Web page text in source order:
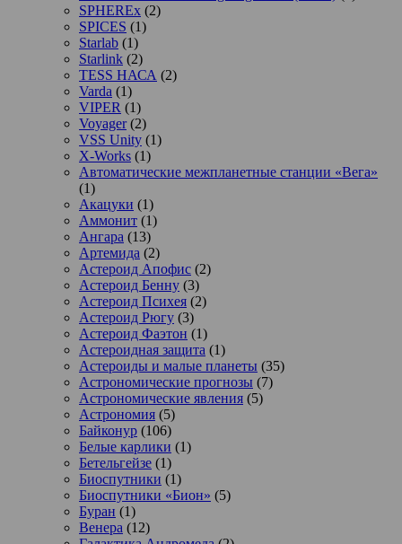
SPHEREx (2)
SPICES (1)
Starlab (1)
Starlink (2)
TESS НАСА (2)
Varda (1)
VIPER (1)
Voyager(2)
VSS Unity (1)
X-Works (1)
Автоматические межпланетные станции «Вега»
(1)
Акацуки (1)
Аммонит (1)
Ангара (13)
Артемида (2)
Астероид Апофис (2)
Астероид Бенну (3)
Астероид Психея (2)
Астероид Рюгу (3)
Астероид Фаэтон (1)
Астероидная защита (1)
Астероиды и малые планеты (35)
Астрономические прогнозы (7)
Астрономические явления (5)
Астрономия (5)
Байконур (106)
Белые карлики (1)
Бетельгейзе (1)
Биоспутники (1)
Биоспутники «Бион» (5)
Буран (1)
Венера (12)